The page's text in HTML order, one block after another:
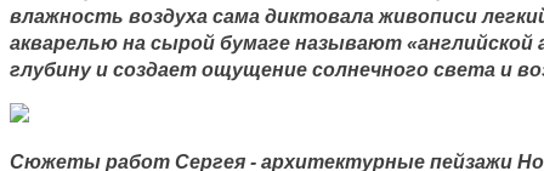
влажность воздуха сама диктовала живописи
акварелью на сырой бумаге называют
глубину и создает ощущение солнечного света и
Сюжеты работ Сергея - архитектурные пейзажи